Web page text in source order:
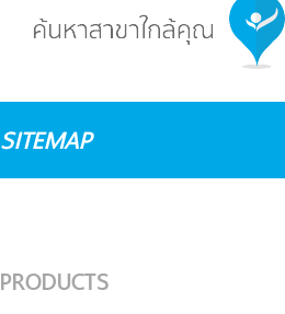
SITEMAP
PRODUCTS